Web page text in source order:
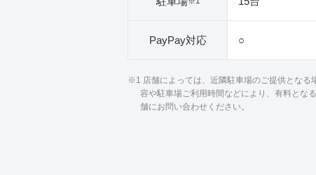
PayPay対応 ○
※1 店舗によっては、近隣駐車場のご提供となる
容や駐車場ご利用時間などにより、有料とな
舗にお問い合わせください。